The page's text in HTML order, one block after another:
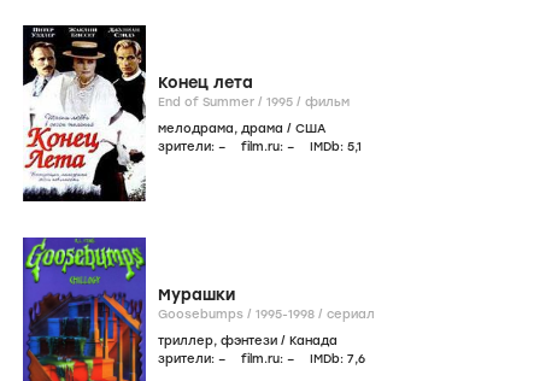
Конец лета
End of Summer / 1995 / фильм
мелодрама, драма / США
зрители: – film.ru: – IMDb: 5,1
Мурашки
Goosebumps / 1995-1998 / сериал
триллер, фэнтези / Канада
зрители: – film.ru: – IMDb: 7,6